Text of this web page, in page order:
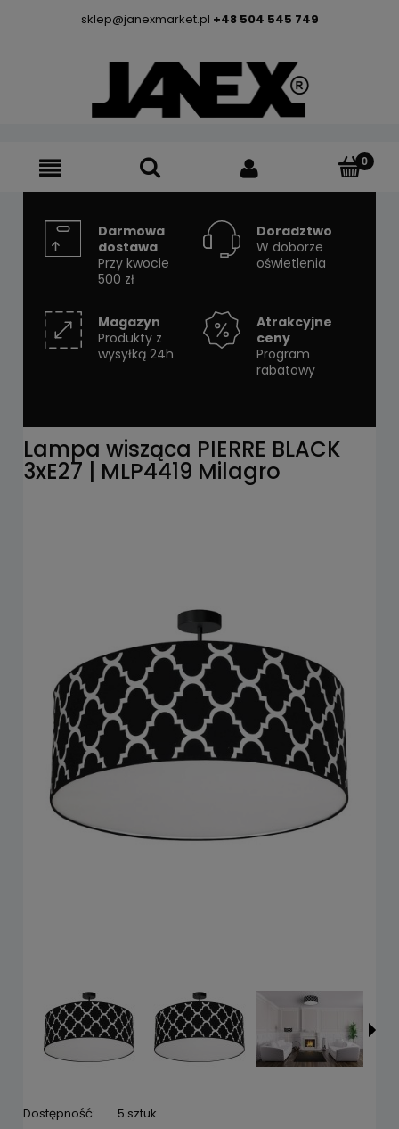
sklep@janexmarket.pl +48 504 545 749
Darmowa
dostawa
Przy kwocie
500 zł
Doradztwo
W doborze
oświetlenia
Magazyn
Produkty z
wysyłką 24h
Atrakcyjne
ceny
Program
rabatowy
Lampa wisząca PIERRE BLACK
3xE27 | MLP4419 Milagro
Dostępność:
5 sztuk